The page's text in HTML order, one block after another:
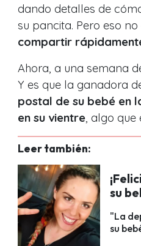
dando detalles de
su pancita. Pero eso no
compartir
Ahora, a una semana
Y es que la ganadora
postal de su bebé en
en su vientre , algo
Leer también:
su
"La
su